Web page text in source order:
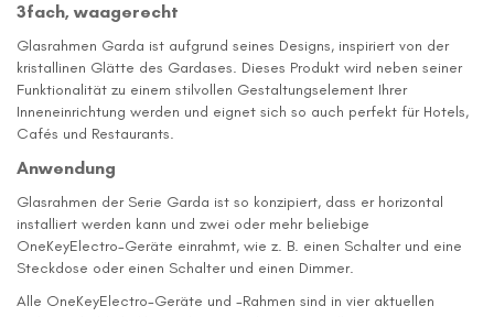
3fach, waagerecht
Glasrahmen Garda ist aufgrund seines Designs, inspiriert von der
kristallinen Glätte des Gardases. Dieses Produkt wird neben seiner
Funktionalität zu einem stilvollen Gestaltungselement Ihrer
Inneneinrichtung werden und eignet sich so auch perfekt für Hotels,
Cafés und Restaurants.
Anwendung
Glasrahmen der Serie Garda ist so konzipiert, dass er horizontal
installiert werden kann und zwei oder mehr beliebige
OneKeyElectro-Geräte einrahmt, wie z. B. einen Schalter und eine
Steckdose oder einen Schalter und einen Dimmer.
Alle OneKeyElectro-Geräte und -Rahmen sind in vier aktuellen